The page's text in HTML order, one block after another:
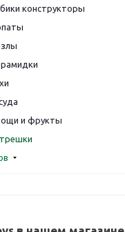
конструкторы
и фрукты